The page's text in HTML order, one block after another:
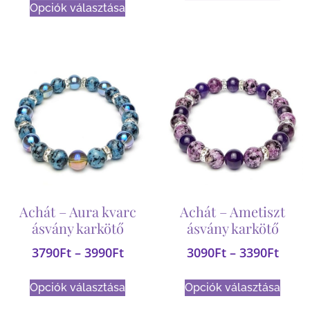
Opciók választása
Achát – Aura kvarc
ásvány karkötő
3790Ft – 3990Ft
Opciók választása
Achát – Ametiszt
ásvány karkötő
3090Ft – 3390Ft
Opciók választása